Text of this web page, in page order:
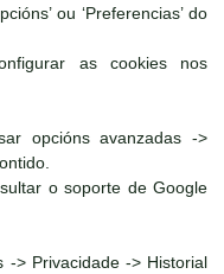
ou ‘Preferencias’ do
as cookies nos
opcións avanzadas ->
o soporte de Google
-> Privacidade -> Historial